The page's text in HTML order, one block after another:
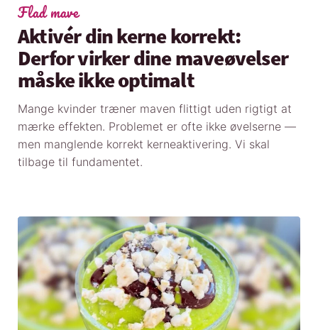
Flad mave
Aktivér din kerne korrekt:
Derfor virker dine maveøvelser
måske ikke optimalt
Mange kvinder træner maven flittigt uden rigtigt at
mærke effekten. Problemet er ofte ikke øvelserne —
men manglende korrekt kerneaktivering. Vi skal
tilbage til fundamentet.